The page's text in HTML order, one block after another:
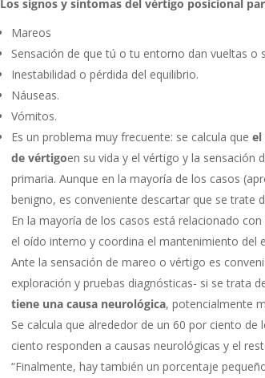
Los signos y síntomas del vértigo posicional
Mareos
Sensación de que tú o tu entorno dan vueltas o
Inestabilidad o pérdida del equilibrio.
Náuseas.
Vómitos.
Es un problema muy frecuente: se calcula que el
de vértigoen su vida y el vértigo y la sensación
primaria. Aunque en la mayoría de los casos
benigno, es conveniente descartar que se trate
En la mayoría de los casos está relacionado con
el oído interno y coordina el mantenimiento del
Ante la sensación de mareo o vértigo es
exploración y pruebas diagnósticas- si se trata
tiene una causa neurológica, potencialmente
Se calcula que alrededor de un 60 por ciento
ciento responden a causas neurológicas y el
“Finalmente, hay también un porcentaje